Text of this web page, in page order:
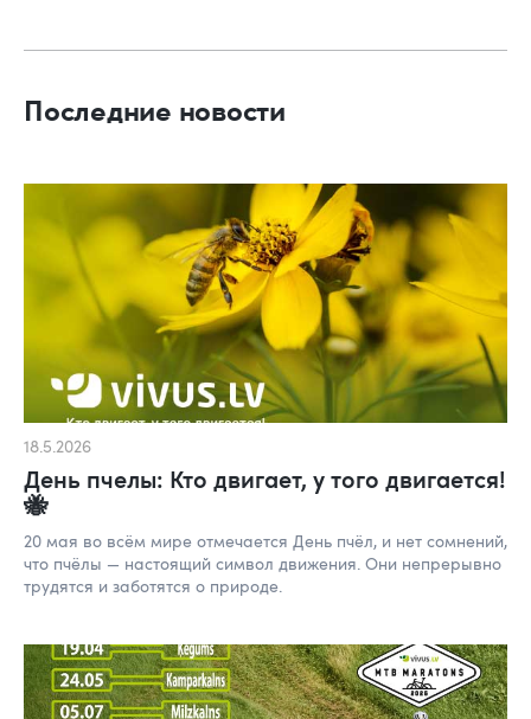
Последние новости
18.5.2026
День пчелы: Кто двигает, у того двигается!
🐝
20 мая во всём мире отмечается День пчёл, и нет сомнений,
что пчёлы — настоящий символ движения. Они непрерывно
трудятся и заботятся о природе.